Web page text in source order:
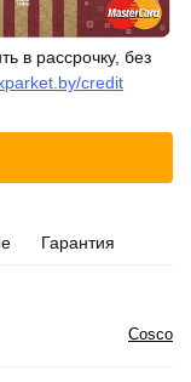
в рассрочку, без
credit
Гарантия
Cosco